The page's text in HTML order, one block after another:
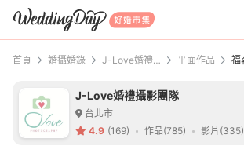
WeddingDay 好婚市集
首頁 婚攝婚錄 J-Love婚禮攝影團隊 平面作品
J-Love婚禮攝影團隊
台北市
4.9 (169) 作品(785) 影片(335)